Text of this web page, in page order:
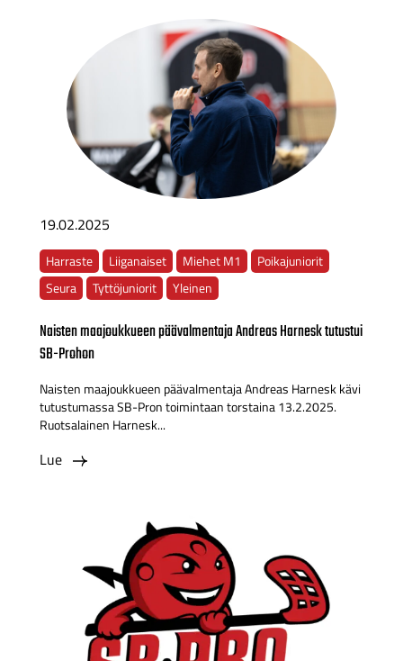
19.02.2025
Harraste Liiganaiset Miehet M1
Poikajuniorit
Seura
Tyttöjuniorit Yleinen
Naisten maajoukkueen päävalmentaja Andreas Harnesk tutustui
SB-Prohon
Naisten maajoukkueen päävalmentaja Andreas Harnesk kävi
tutustumassa SB-Pron toimintaan torstaina 13.2.2025.
Ruotsalainen Harnesk...
Lue